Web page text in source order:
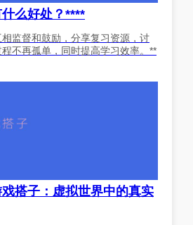
么好处？****
监督和鼓励，分享复习资源，讨
不再孤单，同时提高学习效率。**
搭子：虚拟世界中的真实